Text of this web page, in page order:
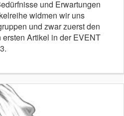
und Erwartungen
widmen wir uns
und zwar zuerst den
Artikel in der EVENT